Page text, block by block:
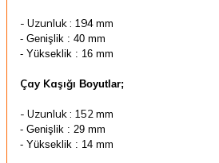
- Uzunluk : 194 mm
- Genişlik : 40 mm
- Yükseklik : 16 mm
Çay Kaşığı Boyutlar;
- Uzunluk : 152 mm
- Genişlik : 29 mm
- Yükseklik : 14 mm